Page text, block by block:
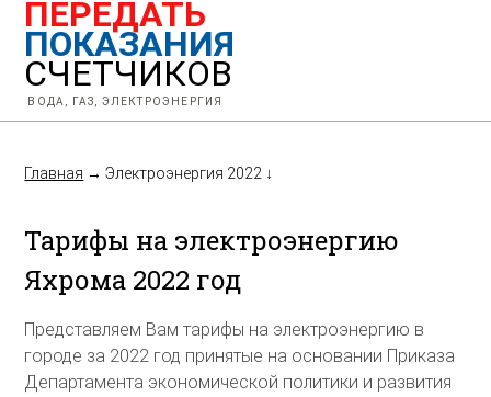
ПЕРЕДАТЬ
ПОКАЗАНИЯ
СЧЕТЧИКОВ
ВОДА, ГАЗ, ЭЛЕКТРОЭНЕРГИЯ
Главная →Электроэнергия 2022 ↓
Тарифы на электроэнергию
Яхрома 2022 год
Представляем Вам тарифы на электроэнергию в
городе за 2022 год принятые на основании Приказа
Департамента экономической политики и развития